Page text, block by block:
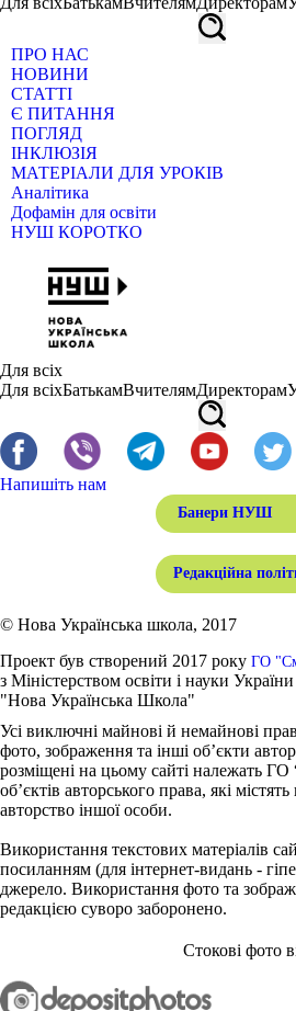
ПРО НАС
НОВИНИ
СТАТТІ
Є ПИТАННЯ
ПОГЛЯД
ІНКЛЮЗІЯ
МАТЕРІАЛИ ДЛЯ УРОКІВ
Аналітика
Дофамін для освіти
НУШ КОРОТКО
Для всіх
Для всіхБатькамВчителямДиректорам
Напишіть нам
Банери НУШ
Редакційна
© Нова Українська школа, 2017
Проект був створений 2017 року ГО
з Міністерством освіти і науки
"Нова Українська Школа"
Усі виключні майнові й немайнові
фото, зображення та інші об’єкти
розміщені на цьому сайті належать ГО
об’єктів авторського права, які
авторство іншої особи.
Використання текстових матеріалів
посиланням (для інтернет-видань -
джерело. Використання фото та
редакцією суворо заборонено.
Стокові фото